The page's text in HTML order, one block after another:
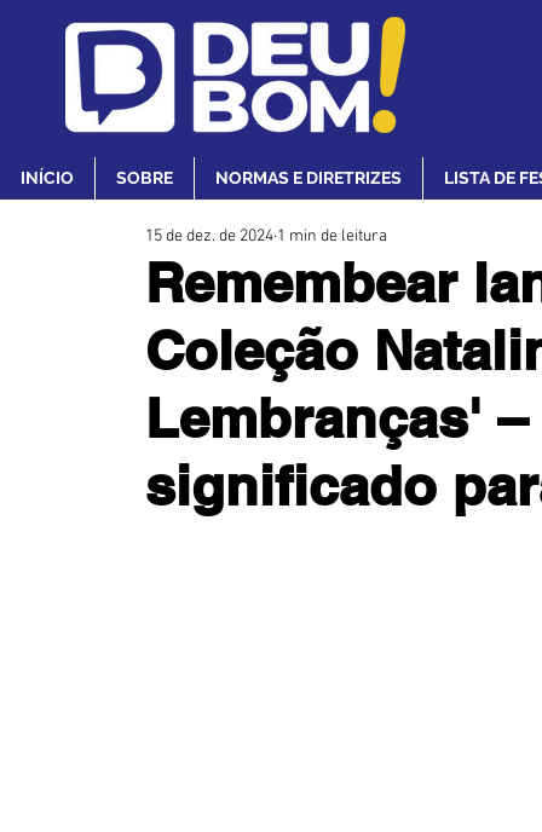
INÍCIO SOBRE NORMAS E DIRETRIZES LISTA DE
Remembear
Coleção
Lembranças'
significado
15 de dez. de 2024 1 min de leitura